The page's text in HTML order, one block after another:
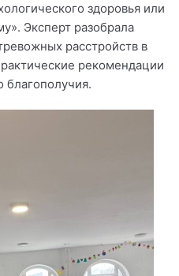
здоровья или
Эксперт разобрала
расстройств в
рекомендации
благополучия.